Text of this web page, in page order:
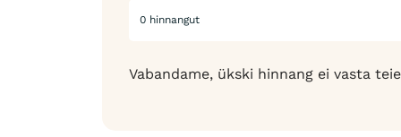
0 hinnangut
Vabandame, ükski hinnang ei vasta